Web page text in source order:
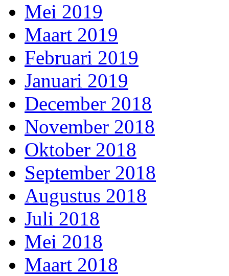
Mei 2019
Maart 2019
Februari 2019
Januari 2019
December 2018
November 2018
Oktober 2018
September 2018
Augustus 2018
Juli 2018
Mei 2018
Maart 2018